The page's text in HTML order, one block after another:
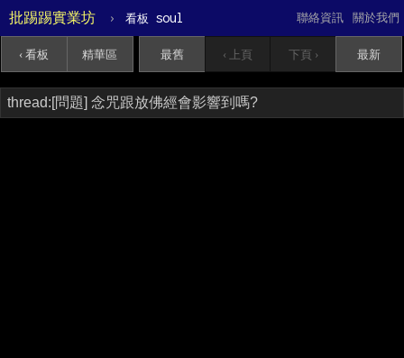
批踢踢實業坊 › 看板 soul 關於我們
聯絡資訊
‹ 看板 精華區 最舊 ‹ 上頁 下頁 › 最新